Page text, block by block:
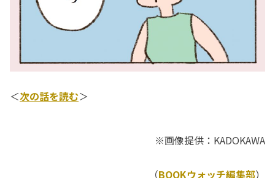
＜次の話を読む＞
※画像提供：KADOKAWA
（BOOKウォッチ編集部）